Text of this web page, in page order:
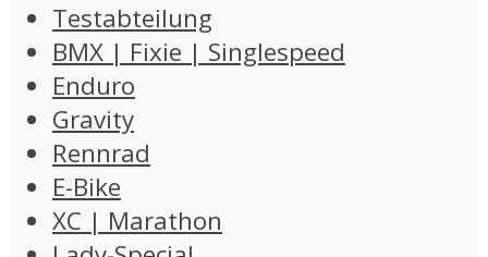
Testabteilung
BMX | Fixie | Singlespeed
Enduro
Gravity
Rennrad
E-Bike
XC | Marathon